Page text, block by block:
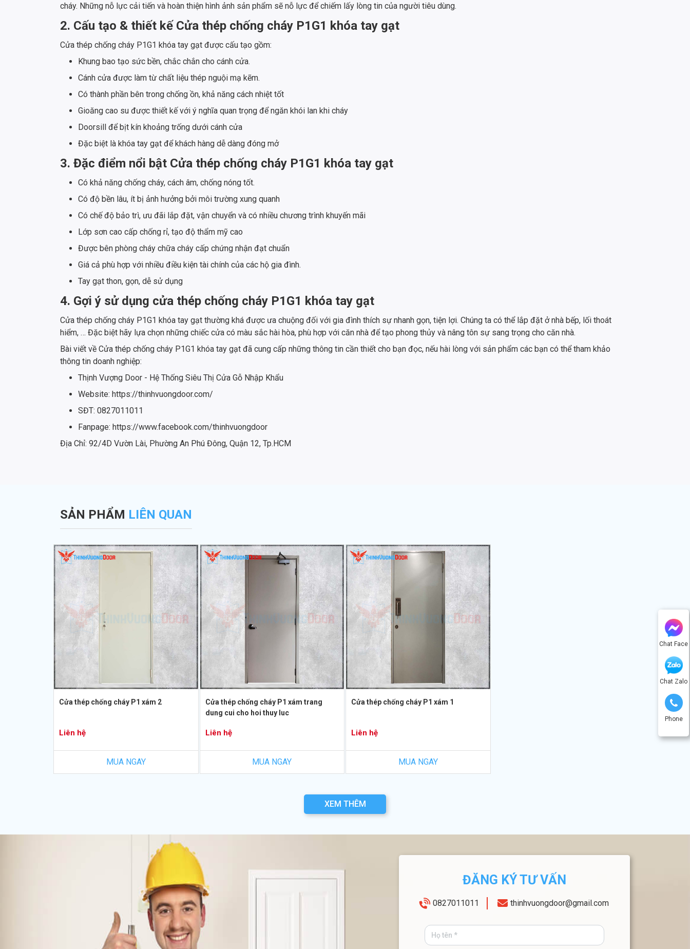
Chat Face
Chat Zalo
Phone
cháy. Những nỗ lực cải tiến và hoàn thiện hình ảnh sản phẩm sẽ nỗ lực để chiếm lấy lòng tin của người tiêu dùng.
2. Cấu tạo & thiết kế Cửa thép chống cháy P1G1 khóa tay gạt
Cửa thép chống cháy P1G1 khóa tay gạt được cấu tạo gồm:
Khung bao tạo sức bền, chắc chắn cho cánh cửa.
Cánh cửa được làm từ chất liệu thép nguội mạ kẽm.
Có thành phần bên trong chống ồn, khả năng cách nhiệt tốt
Gioăng cao su được thiết kế với ý nghĩa quan trọng để ngăn khói lan khi cháy
Doorsill để bịt kín khoảng trống dưới cánh cửa
Đặc biệt là khóa tay gạt để khách hàng dễ dàng đóng mở
3. Đặc điểm nổi bật Cửa thép chống cháy P1G1 khóa tay gạt
Có khả năng chống cháy, cách âm, chống nóng tốt.
Có độ bền lâu, ít bị ảnh hưởng bởi môi trường xung quanh
Có chế độ bảo trì, ưu đãi lắp đặt, vận chuyển và có nhiều chương trình khuyến mãi
Lớp sơn cao cấp chống rỉ, tạo độ thẩm mỹ cao
Được bên phòng cháy chữa cháy cấp chứng nhận đạt chuẩn
Giá cả phù hợp với nhiều điều kiện tài chính của các hộ gia đình.
Tay gạt thon, gọn, dễ sử dụng
4. Gợi ý sử dụng cửa thép chống cháy P1G1 khóa tay gạt
Cửa thép chống cháy P1G1 khóa tay gạt thường khá được ưa chuộng đối với gia đình thích sự nhanh gọn, tiện lợi. Chúng ta có thể lắp đặt ở nhà bếp, lối thoát
hiểm, … Đặc biệt hãy lựa chọn những chiếc cửa có màu sắc hài hòa, phù hợp với căn nhà để tạo phong thủy và nâng tôn sự sang trọng cho căn nhà.
Bài viết về Cửa thép chống cháy P1G1 khóa tay gạt đã cung cấp những thông tin cần thiết cho bạn đọc, nếu hài lòng với sản phẩm các bạn có thể tham khảo
thông tin doanh nghiệp:
Thịnh Vượng Door - Hệ Thống Siêu Thị Cửa Gỗ Nhập Khẩu
Website: https://thinhvuongdoor.com/
SĐT: 0827011011
Fanpage: https://www.facebook.com/thinhvuongdoor
Địa Chỉ: 92/4D Vườn Lài, Phường An Phú Đông, Quận 12, Tp.HCM
SẢN PHẨM LIÊN QUAN
Cửa thép chống cháy P1 xám 2
Liên hệ
MUA NGAY
Cửa thép chống cháy P1 xám trang
dung cui cho hoi thuy luc
Liên hệ
MUA NGAY
Cửa thép chống cháy P1 xám 1
Liên hệ
MUA NGAY
XEM THÊM
ĐĂNG KÝ TƯ VẤN
0827011011 thinhvuongdoor@gmail.com